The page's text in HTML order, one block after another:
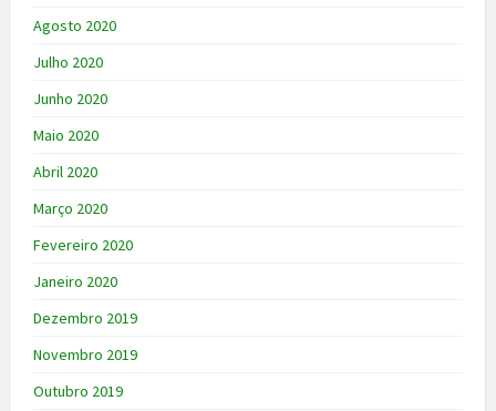
Agosto 2020
Julho 2020
Junho 2020
Maio 2020
Abril 2020
Março 2020
Fevereiro 2020
Janeiro 2020
Dezembro 2019
Novembro 2019
Outubro 2019